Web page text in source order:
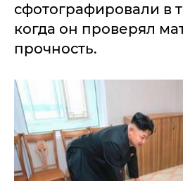
сфотографировали в
когда он проверял
прочность.